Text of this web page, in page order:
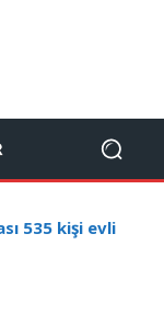
535 kişi evli